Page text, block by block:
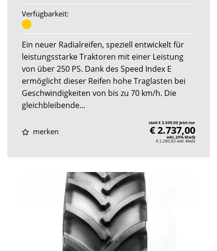
Verfügbarkeit:
Ein neuer Radialreifen, speziell entwickelt für
leistungsstarke Traktoren mit einer Leistung
von über 250 PS. Dank des Speed Index E
ermöglicht dieser Reifen hohe Traglasten bei
Geschwindigkeiten von bis zu 70 km/h. Die
gleichbleibende...
merken
statt € 3.509,00 jetzt nur
€ 2.737,00
inkl. 20% MwSt
€ 2.280,83 exkl. MwSt